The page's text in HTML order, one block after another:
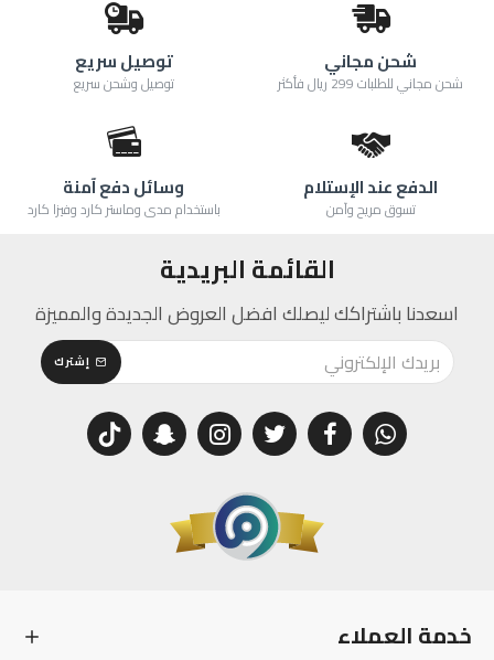
شحن مجاني
شحن مجاني للطلبات 299 ريال فأكثر
توصيل سريع
توصيل وشحن سريع
الدفع عند الإستلام
تسوق مريح وآمن
وسائل دفع آمنة
باستخدام مدى وماستر كارد وفيزا كارد
القائمة البريدية
اسعدنا باشتراكك ليصلك افضل العروض الجديدة والمميزة
إشترك
خدمة العملاء